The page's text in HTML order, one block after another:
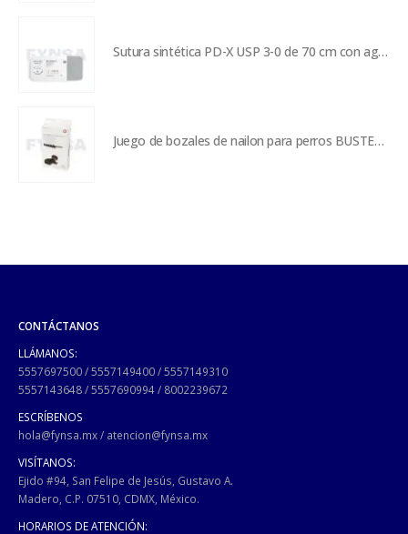
Sutura sintética PD-X USP 3-0 de 70 cm con aguja de 26 mm
Juego de bozales de nailon para perros BUSTER Easy-ID - tallas S a XL
CONTÁCTANOS
LLÁMANOS:
5557697500/5557149400/5557149310
5557143648/5557690994/ 8002239672
ESCRÍBENOS
hola@fynsa.mx/ atencion@fynsa.mx
VISÍTANOS:
Ejido #94, San Felipe de Jesús, Gustavo A.
Madero, C.P. 07510, CDMX, México.
HORARIOS DE ATENCIÓN: